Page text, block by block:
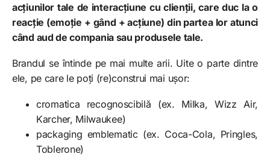
acțiunilor tale de interacțiune cu clienții, care duc la o
reacție (emoție + gând + acțiune) din partea lor atunci
când aud de compania sau produsele tale.
Brandul se întinde pe mai multe arii. Uite o parte dintre
ele, pe care le poți (re)construi mai ușor:
cromatica recognoscibilă (ex. Milka, Wizz Air,
Karcher, Milwaukee)
packaging emblematic (ex. Coca-Cola, Pringles,
Toblerone)